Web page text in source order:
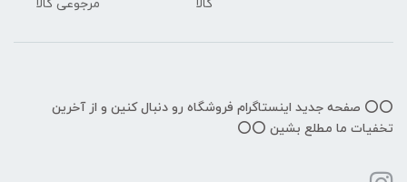
کالا
مرجوعی کالا
⭕️⭕️ صفحه جدید اینستاگرام فروشگاه رو دنبال کنین و از آخرین
تخفیات ما مطلع بشین ⭕️⭕️